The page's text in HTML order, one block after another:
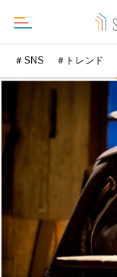
＃SNS ＃トレンド